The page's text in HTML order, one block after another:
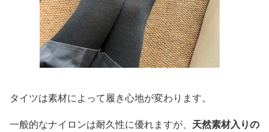
タイツは素材によって履き心地が変わります。
一般的なナイロンは耐久性に優れますが、 天然素材入りの